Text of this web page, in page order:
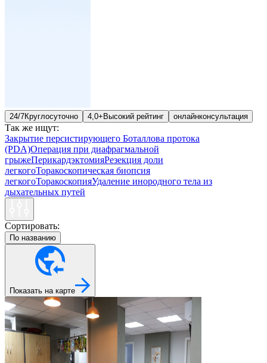
24/7Круглосуточно 4,0+ Высокий рейтинг онлайнконсультация
Так же ищут:
Закрытие персистирующего Боталлова протока
(PDA)Операция при диафрагмальной
грыжеПерикардэктомияРезекция доли
легкогоТоракоскопическая биопсия
легкогоТоракоскопияУдаление инородного тела из
дыхательных путей
Сортировать:
По названию
Показать на карте